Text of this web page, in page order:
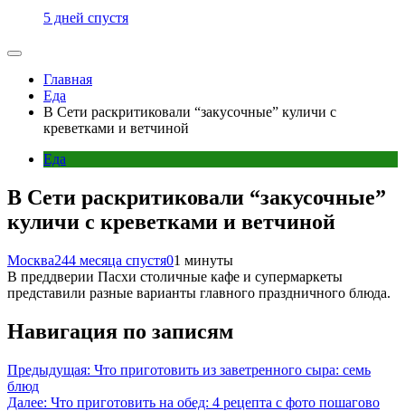
5 дней спустя
Главная
Еда
В Сети раскритиковали “закусочные” куличи с
креветками и ветчиной
Еда
В Сети раскритиковали “закусочные”
куличи с креветками и ветчиной
Москва244 месяца спустя01 минуты
В преддверии Пасхи столичные кафе и супермаркеты
представили разные варианты главного праздничного блюда.
Навигация по записям
Предыдущая: Что приготовить из заветренного сыра: семь
блюд
Далее: Что приготовить на обед: 4 рецепта с фото пошагово